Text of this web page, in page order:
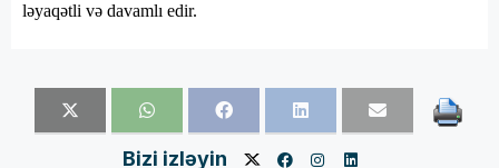
ləyaqətli və davamlı edir.
Bizi izləyin